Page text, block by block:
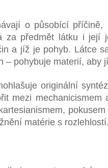
o působící
za předmět látku i její
a jíž je pohyb. Látce
– pohybuje materií, aby
originální
mezi mechanicismem
matérie s rozlehlostí.